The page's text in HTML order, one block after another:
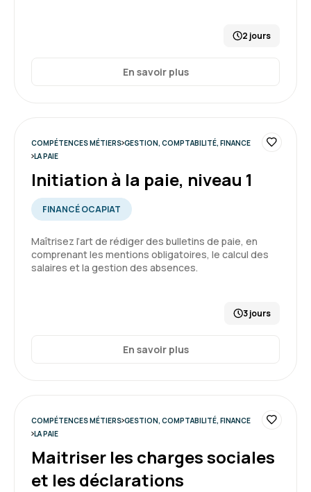
plus.
Le lieu était bien, la durée de la formation
efficace
Formation : Savoir lire et comprendre un bilan
Mélanie L.
Ce second niveau était nécessaire pour
Formation : Perfectionnement à la paie, niveau 2
Glawdys G. Le 12/11/2025
2 jours
En savoir plus
COMPÉTENCES MÉTIERS GESTION, COMPTABILITÉ, FINANCE
LA PAIE
Initiation à la paie, niveau 1
FINANCÉ OCAPIAT
Maîtrisez l’art de rédiger des bulletins de paie, en
comprenant les mentions obligatoires, le calcul des
salaires et la gestion des absences.
3 jours
En savoir plus
COMPÉTENCES MÉTIERS GESTION, COMPTABILITÉ, FINANCE
LA PAIE
Maitriser les charges sociales
et les déclarations